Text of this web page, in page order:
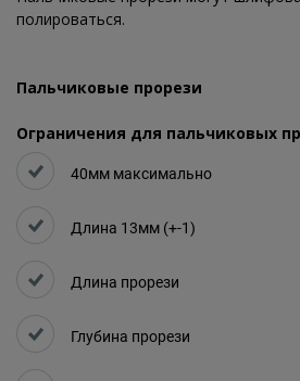
полироваться.
Пальчиковые прорези
Ограничения для пальчиковых
40мм максимально
Длина 13мм (+-1)
Длина прорези
Глубина прорези